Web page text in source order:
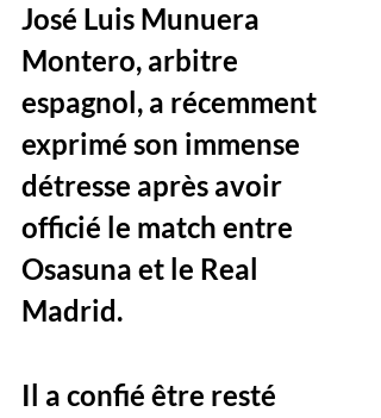
José Luis Munuera
Montero, arbitre
espagnol, a récemment
exprimé son immense
détresse après avoir
officié le match entre
Osasuna et le Real
Madrid.
Il a confié être resté